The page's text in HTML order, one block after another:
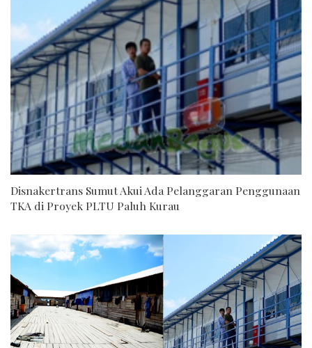
Disnakertrans Sumut Akui Ada Pelanggaran Penggunaan
TKA di Proyek PLTU Paluh Kurau